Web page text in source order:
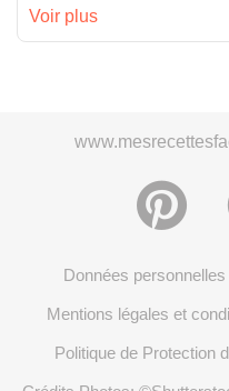
Voir plus
Données
Mentions légales et
Politique de Protection